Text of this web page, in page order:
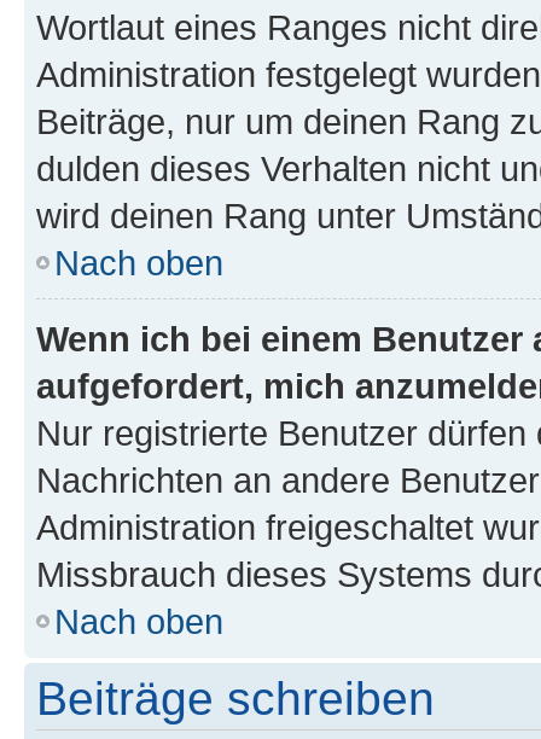
Wortlaut eines Ranges nicht
Administration festgelegt
Beiträge, nur um deinen Rang
dulden dieses Verhalten nicht
wird deinen Rang unter
Nach oben
Wenn ich bei einem
aufgefordert, mich
Nur registrierte Benutzer
Nachrichten an andere
Administration freigeschaltet
Missbrauch dieses Systems
Nach oben
Beiträge schreiben